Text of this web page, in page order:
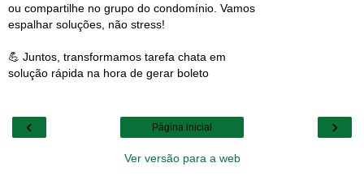
ou compartilhe no grupo do condomínio. Vamos
espalhar soluções, não stress!
💪 Juntos, transformamos tarefa chata em
solução rápida na hora de gerar boleto
‹ ›
Página inicial
Ver versão para a web